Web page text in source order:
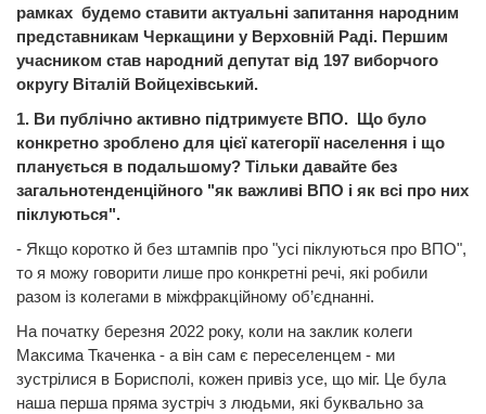
рамках будемо ставити актуальні запитання народним
представникам Черкащини у Верховній Раді. Першим
учасником став народний депутат від 197 виборчого
округу Віталій Войцехівський.
1. Ви публічно активно підтримуєте ВПО. Що було
конкретно зроблено для цієї категорії населення і що
планується в подальшому? Тільки давайте без
загальнотенденційного "як важливі ВПО і як всі про них
піклуються".
- Якщо коротко й без штампів про "усі піклуються про ВПО",
то я можу говорити лише про конкретні речі, які робили
разом із колегами в міжфракційному об’єднанні.
На початку березня 2022 року, коли на заклик колеги
Максима Ткаченка - а він сам є переселенцем - ми
зустрілися в Борисполі, кожен привіз усе, що міг. Це була
наша перша пряма зустріч з людьми, які буквально за